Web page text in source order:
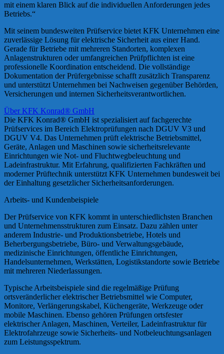
mit einem klaren Blick auf die individuellen Anforderungen jedes
Betriebs.“
Mit seinem bundesweiten Prüfservice bietet KFK Unternehmen eine
zuverlässige Lösung für elektrische Sicherheit aus einer Hand.
Gerade für Betriebe mit mehreren Standorten, komplexen
Anlagenstrukturen oder umfangreichen Prüfpflichten ist eine
professionelle Koordination entscheidend. Die vollständige
Dokumentation der Prüfergebnisse schafft zusätzlich Transparenz
und unterstützt Unternehmen bei Nachweisen gegenüber Behörden,
Versicherungen und internen Sicherheitsverantwortlichen.
Über KFK Konrad® GmbH
Die KFK Konrad® GmbH ist spezialisiert auf fachgerechte
Prüfservices im Bereich Elektroprüfungen nach DGUV V3 und
DGUV V4. Das Unternehmen prüft elektrische Betriebsmittel,
Geräte, Anlagen und Maschinen sowie sicherheitsrelevante
Einrichtungen wie Not- und Fluchtwegbeleuchtung und
Ladeinfrastruktur. Mit Erfahrung, qualifizierten Fachkräften und
moderner Prüftechnik unterstützt KFK Unternehmen bundesweit bei
der Einhaltung gesetzlicher Sicherheitsanforderungen.
Arbeits- und Kundenbeispiele
Der Prüfservice von KFK kommt in unterschiedlichsten Branchen
und Unternehmensstrukturen zum Einsatz. Dazu zählen unter
anderem Industrie- und Produktionsbetriebe, Hotels und
Beherbergungsbetriebe, Büro- und Verwaltungsgebäude,
medizinische Einrichtungen, öffentliche Einrichtungen,
Handelsunternehmen, Werkstätten, Logistikstandorte sowie Betriebe
mit mehreren Niederlassungen.
Typische Arbeitsbeispiele sind die regelmäßige Prüfung
ortsveränderlicher elektrischer Betriebsmittel wie Computer,
Monitore, Verlängerungskabel, Küchengeräte, Werkzeuge oder
mobile Maschinen. Ebenso gehören Prüfungen ortsfester
elektrischer Anlagen, Maschinen, Verteiler, Ladeinfrastruktur für
Elektrofahrzeuge sowie Sicherheits- und Notbeleuchtungsanlagen
zum Leistungsspektrum.